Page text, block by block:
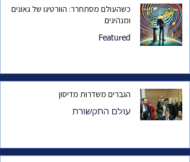
כשהעולם מסתחרר: הוורטיגו של גאונים
ומנהיגים
Featured
הגברים משדרות מדיסון
עולם התקשורת